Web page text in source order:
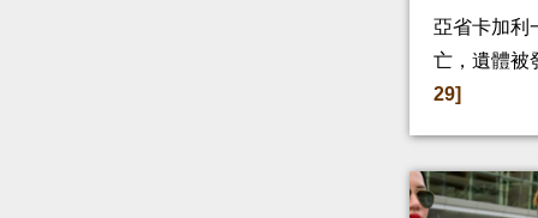
亞省卡加利
亡，遺體被
29]